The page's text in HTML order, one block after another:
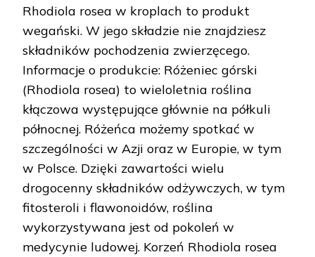
Rhodiola rosea w kroplach to produkt
wegański. W jego składzie nie znajdziesz
składników pochodzenia zwierzęcego.
Informacje o produkcie: Różeniec górski
(Rhodiola rosea) to wieloletnia roślina
kłączowa występujące głównie na półkuli
północnej. Różeńca możemy spotkać w
szczególności w Azji oraz w Europie, w tym
w Polsce. Dzięki zawartości wielu
drogocenny składników odżywczych, w tym
fitosteroli i flawonoidów, roślina
wykorzystywana jest od pokoleń w
medycynie ludowej. Korzeń Rhodiola rosea